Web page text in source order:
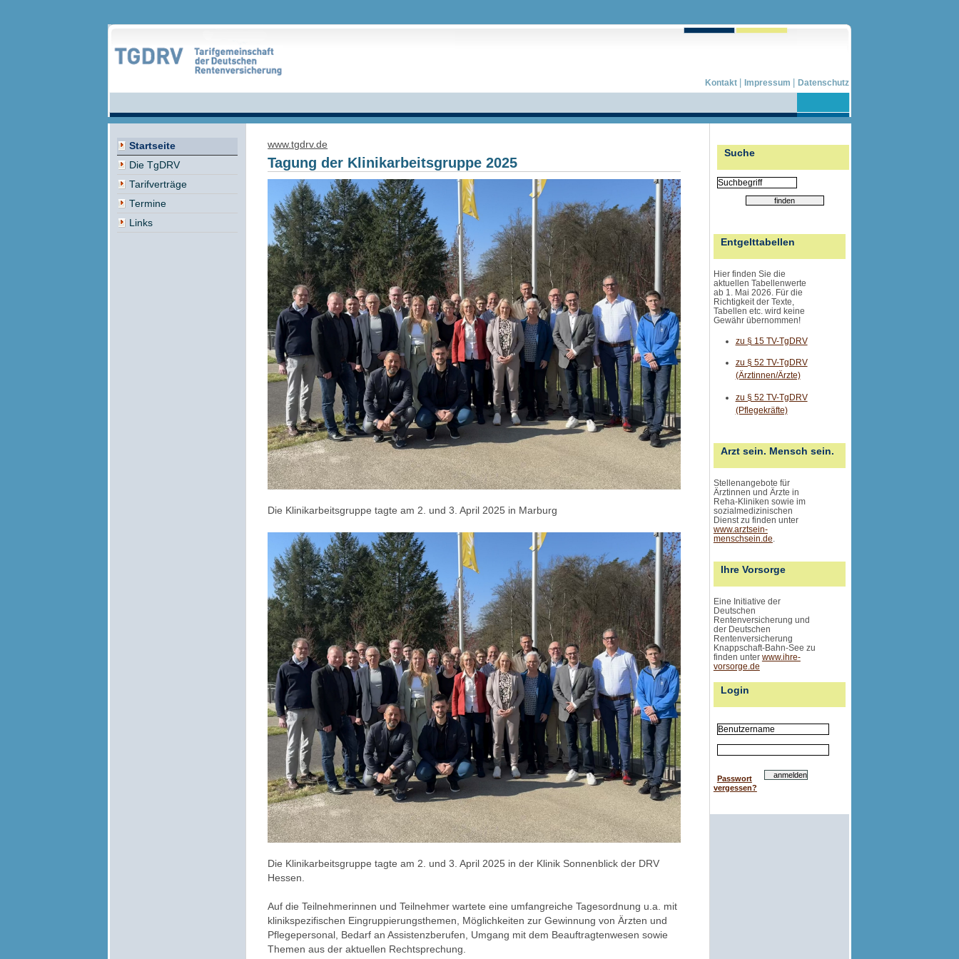
Kontakt | Impressum | Datenschutz
Startseite
Die TgDRV
Tarifverträge
Termine
Links
Suche
Entgelttabellen
Hier finden Sie die
aktuellen Tabellenwerte
ab 1. Mai 2026. Für die
Richtigkeit der Texte,
Tabellen etc. wird keine
Gewähr übernommen!
zu § 15 TV-TgDRV
zu § 52 TV-TgDRV
(Ärztinnen/Ärzte)
zu § 52 TV-TgDRV
(Pflegekräfte)
Arzt sein. Mensch sein.
Stellenangebote für
Ärztinnen und Ärzte in
Reha-Kliniken sowie im
sozialmedizinischen
Dienst zu finden unter
www.arztsein-
menschsein.de.
Ihre Vorsorge
Eine Initiative der
Deutschen
Rentenversicherung und
der Deutschen
Rentenversicherung
Knappschaft-Bahn-See zu
finden unter www.ihre-
vorsorge.de
Login
Passwort
vergessen?
www.tgdrv.de
Tagung der Klinikarbeitsgruppe 2025
Die Klinikarbeitsgruppe tagte am 2. und 3. April 2025 in Marburg
Die Klinikarbeitsgruppe tagte am 2. und 3. April 2025 in der Klinik Sonnenblick der DRV
Hessen.
Auf die Teilnehmerinnen und Teilnehmer wartete eine umfangreiche Tagesordnung u.a. mit
klinikspezifischen Eingruppierungsthemen, Möglichkeiten zur Gewinnung von Ärzten und
Pflegepersonal, Bedarf an Assistenzberufen, Umgang mit dem Beauftragtenwesen sowie
Themen aus der aktuellen Rechtsprechung.